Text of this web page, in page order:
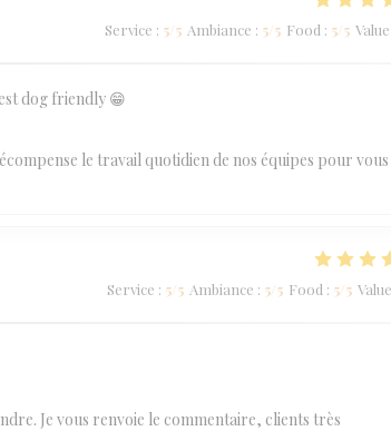
Service : 5/5 Ambiance : 5/5 Food : 5/5 Value
dog friendly 😁
le travail quotidien de nos équipes pour vous
Service : 5/5 Ambiance : 5/5 Food : 5/5 Value
Je vous renvoie le commentaire, clients très